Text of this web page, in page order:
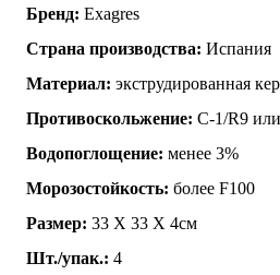
Бренд: Exagres
Страна производства: Испания
Материал: экструдированная
Противоскольжение: C-1/R9
Водопоглощение: менее 3%
Морозостойкость: более F100
Размер: 33 Х 33 Х 4см
Шт./упак.: 4